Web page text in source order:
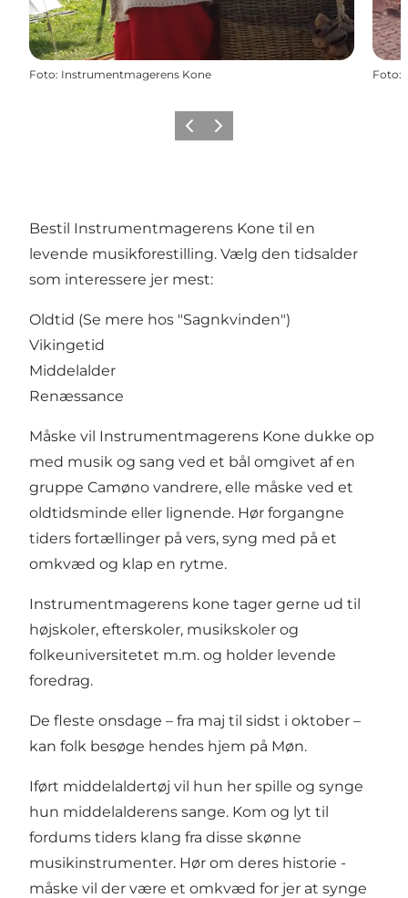
Foto: Instrumentmagerens Kone Foto:
ForrigeNæste
Bestil Instrumentmagerens Kone til en
levende musikforestilling. Vælg den tidsalder
som interessere jer mest:
Oldtid (Se mere hos "Sagnkvinden")
Vikingetid
Middelalder
Renæssance
Måske vil Instrumentmagerens Kone dukke op
med musik og sang ved et bål omgivet af en
gruppe Camøno vandrere, elle måske ved et
oldtidsminde eller lignende. Hør forgangne
tiders fortællinger på vers, syng med på et
omkvæd og klap en rytme.
Instrumentmagerens kone tager gerne ud til
højskoler, efterskoler, musikskoler og
folkeuniversitetet m.m. og holder levende
foredrag.
De fleste onsdage – fra maj til sidst i oktober –
kan folk besøge hendes hjem på Møn.
Iført middelaldertøj vil hun her spille og synge
hun middelalderens sange. Kom og lyt til
fordums tiders klang fra disse skønne
musikinstrumenter. Hør om deres historie -
måske vil der være et omkvæd for jer at synge